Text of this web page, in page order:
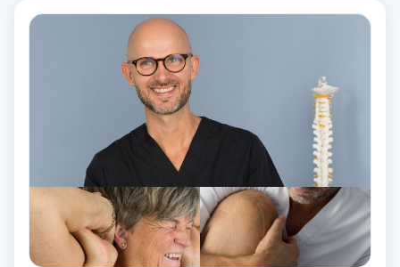
Japansk massage